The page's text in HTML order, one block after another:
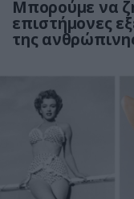
Μπορούμε να
επιστήμονες
της